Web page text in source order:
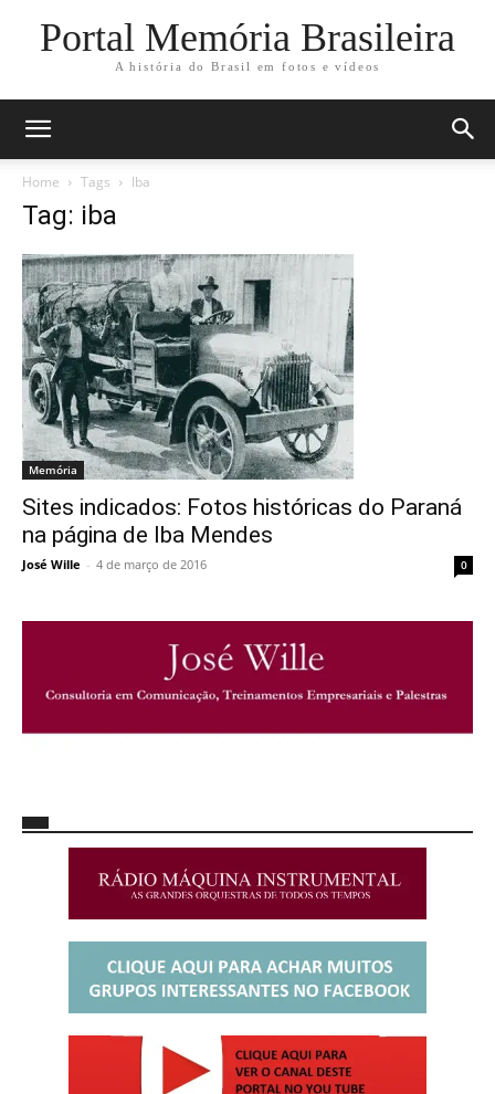
Portal Memória Brasileira
A história do Brasil em fotos e vídeos
Home Tags Iba
Tag: iba
Memória
Sites indicados: Fotos históricas do Paraná
na página de Iba Mendes
José Wille - 4 de março de 2016 0